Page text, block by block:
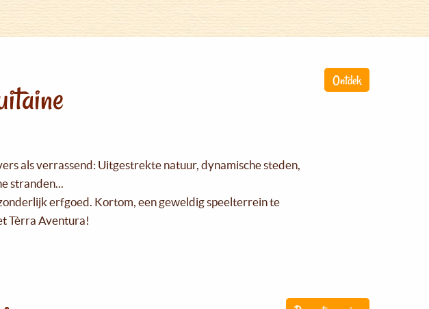
Ontdek
als verrassend: Uitgestrekte natuur, dynamische steden,
stranden...
erfgoed. Kortom, een geweldig speelterrein te
Tèrra Aventura!